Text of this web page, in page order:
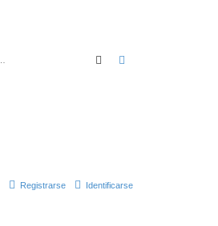
Buscar
Identificarse
Registrarse